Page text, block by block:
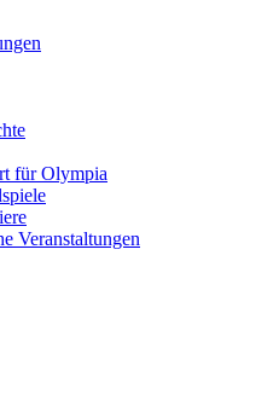
für Olympia
Veranstaltungen